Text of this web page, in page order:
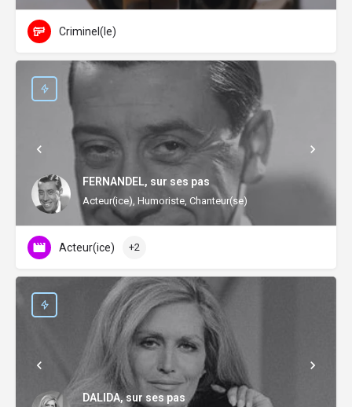
Criminel(le)
FERNANDEL, sur ses pas
Acteur(ice), Humoriste, Chanteur(se)
Acteur(ice) +2
DALIDA, sur ses pas